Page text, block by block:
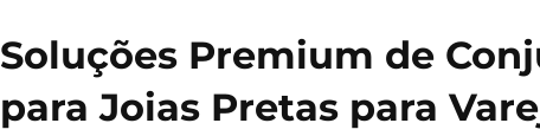
Soluções Premium de
para Joias Pretas para